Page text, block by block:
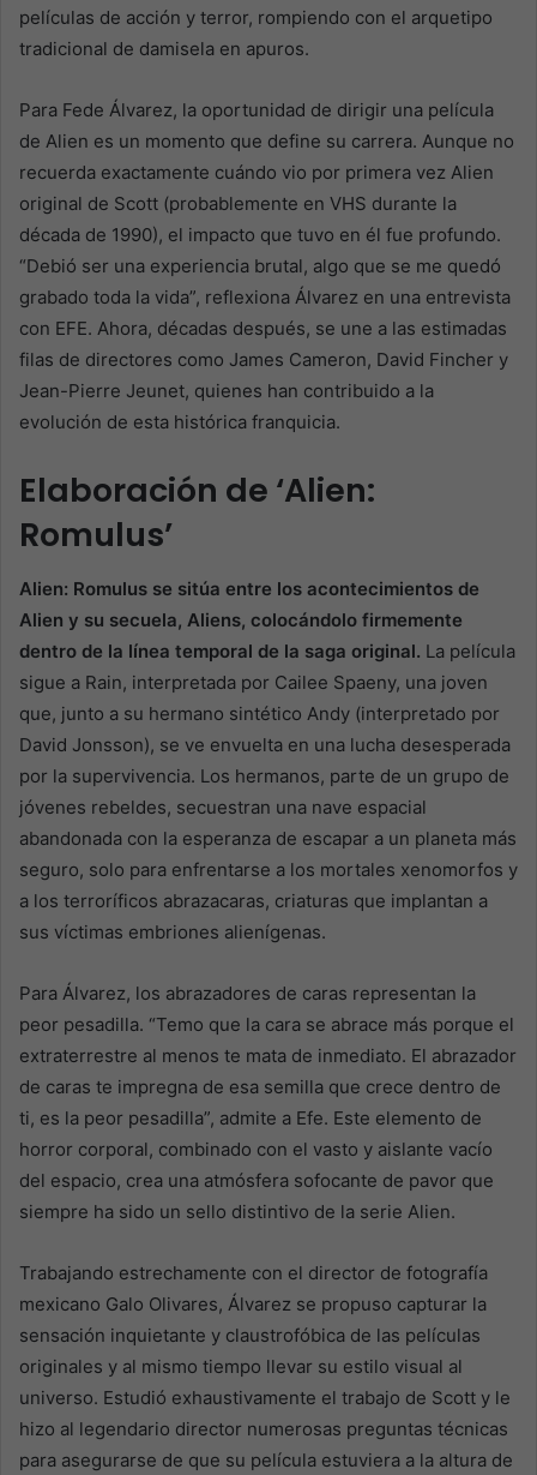
películas de acción y terror, rompiendo con el arquetipo
tradicional de damisela en apuros.
Para Fede Álvarez, la oportunidad de dirigir una película
de Alien es un momento que define su carrera. Aunque no
recuerda exactamente cuándo vio por primera vez Alien
original de Scott (probablemente en VHS durante la
década de 1990), el impacto que tuvo en él fue profundo.
“Debió ser una experiencia brutal, algo que se me quedó
grabado toda la vida”, reflexiona Álvarez en una entrevista
con EFE. Ahora, décadas después, se une a las estimadas
filas de directores como James Cameron, David Fincher y
Jean-Pierre Jeunet, quienes han contribuido a la
evolución de esta histórica franquicia.
Elaboración de ‘Alien:
Romulus’
Alien: Romulus se sitúa entre los acontecimientos de
Alien y su secuela, Aliens, colocándolo firmemente
dentro de la línea temporal de la saga original. La película
sigue a Rain, interpretada por Cailee Spaeny, una joven
que, junto a su hermano sintético Andy (interpretado por
David Jonsson), se ve envuelta en una lucha desesperada
por la supervivencia. Los hermanos, parte de un grupo de
jóvenes rebeldes, secuestran una nave espacial
abandonada con la esperanza de escapar a un planeta más
seguro, solo para enfrentarse a los mortales xenomorfos y
a los terroríficos abrazacaras, criaturas que implantan a
sus víctimas embriones alienígenas.
Para Álvarez, los abrazadores de caras representan la
peor pesadilla. “Temo que la cara se abrace más porque el
extraterrestre al menos te mata de inmediato. El abrazador
de caras te impregna de esa semilla que crece dentro de
ti, es la peor pesadilla”, admite a Efe. Este elemento de
horror corporal, combinado con el vasto y aislante vacío
del espacio, crea una atmósfera sofocante de pavor que
siempre ha sido un sello distintivo de la serie Alien.
Trabajando estrechamente con el director de fotografía
mexicano Galo Olivares, Álvarez se propuso capturar la
sensación inquietante y claustrofóbica de las películas
originales y al mismo tiempo llevar su estilo visual al
universo. Estudió exhaustivamente el trabajo de Scott y le
hizo al legendario director numerosas preguntas técnicas
para asegurarse de que su película estuviera a la altura de